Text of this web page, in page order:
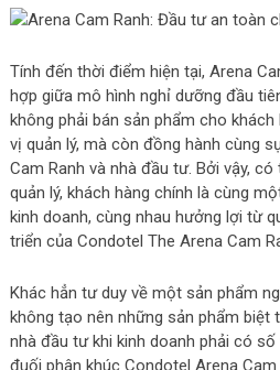
Tính đến thời điểm hiện tại, Arena
hợp giữa mô hình nghỉ dưỡng đầu
không phải bán sản phẩm cho
vị quản lý, mà còn đồng hành cùng
Cam Ranh và nhà đầu tư. Bởi vậy,
quản lý, khách hàng chính là cùng
kinh doanh, cùng nhau hưởng lợi từ
triển của Condotel The Arena Cam
Khác hẳn tư duy về một sản phẩm
không tạo nên những sản phẩm
nhà đầu tư khi kinh doanh phải có
đuối phân khúc Condotel Arena